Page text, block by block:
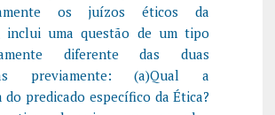
os juízos éticos da
inclui uma questão de um tipo
diferente das duas
previamente: (a)Qual a
do predicado específico da Ética?